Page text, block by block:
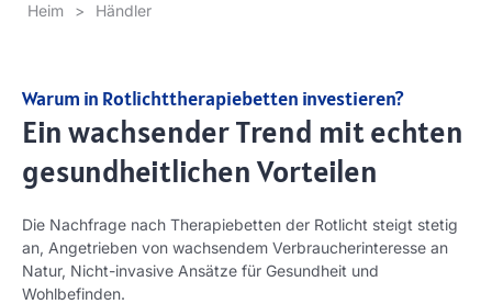
Heim > Händler
Warum in Rotlichttherapiebetten investieren?
Ein wachsender Trend mit echten
gesundheitlichen Vorteilen
Die Nachfrage nach Therapiebetten der Rotlicht steigt stetig
an, Angetrieben von wachsendem Verbraucherinteresse an
Natur, Nicht-invasive Ansätze für Gesundheit und
Wohlbefinden.